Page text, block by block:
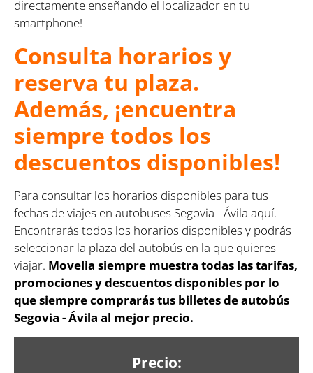
directamente enseñando el localizador en tu
smartphone!
Consulta horarios y
reserva tu plaza.
Además, ¡encuentra
siempre todos los
descuentos disponibles!
Para consultar los horarios disponibles para tus
fechas de viajes en autobuses Segovia - Ávila aquí.
Encontrarás todos los horarios disponibles y podrás
seleccionar la plaza del autobús en la que quieres
viajar. Movelia siempre muestra todas las tarifas,
promociones y descuentos disponibles por lo
que siempre comprarás tus billetes de autobús
Segovia - Ávila al mejor precio.
Precio: